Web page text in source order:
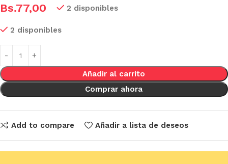
Bs.77,00 2 disponibles
2 disponibles
Añadir al carrito
Comprar ahora
Add to compare Añadir a lista de deseos